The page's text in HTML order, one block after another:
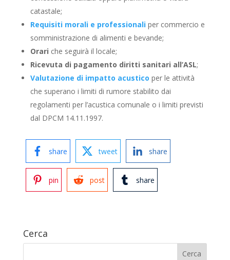
catastale;
Requisiti morali e professionali per commercio e
somministrazione di alimenti e bevande;
Orari che seguirà il locale;
Ricevuta di pagamento diritti sanitari all’ASL;
Valutazione di impatto acustico per le attività
che superano i limiti di rumore stabilito dai
regolamenti per l’acustica comunale o i limiti previsti
dal DPCM 14.11.1997.
share tweet share
pin post share
Cerca